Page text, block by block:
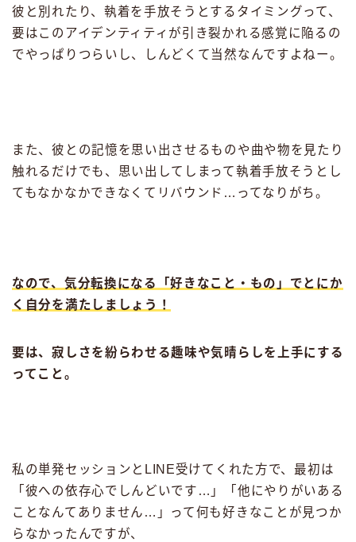
彼と別れたり、執着を手放そうとするタイミングって、
要はこのアイデンティティが引き裂かれる感覚に陥るの
でやっぱりつらいし、しんどくて当然なんですよねー。
また、彼との記憶を思い出させるものや曲や物を見たり
触れるだけでも、思い出してしまって執着手放そうとし
てもなかなかできなくてリバウンド…ってなりがち。
なので、気分転換になる「好きなこと・もの」でとにか
く自分を満たしましょう！
要は、寂しさを紛らわせる趣味や気晴らしを上手にする
ってこと。
私の単発セッションとLINE受けてくれた方で、最初は
「彼への依存心でしんどいです…」「他にやりがいある
ことなんてありません…」って何も好きなことが見つか
らなかったんですが、